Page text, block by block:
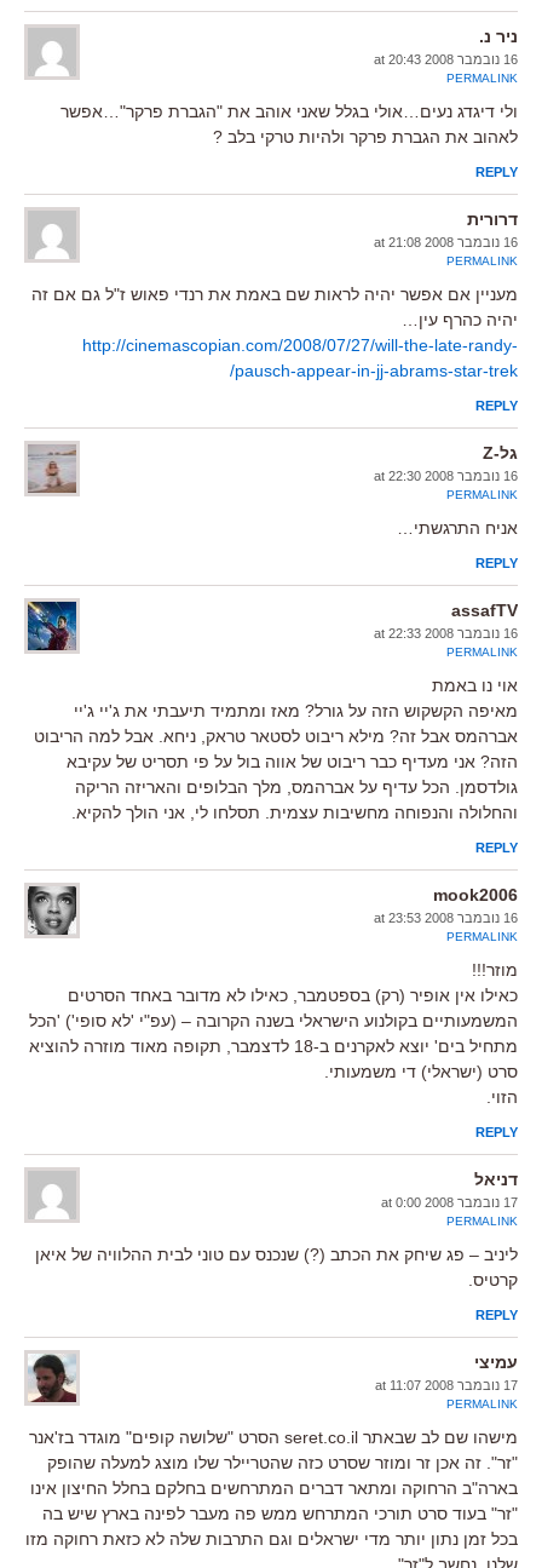
ניר נ.
16 נובמבר 2008 at 20:43
PERMALINK
ולי דיגדג נעים…אולי בגלל שאני אוהב את "הגברת פרקר"…אפשר
לאהוב את הגברת פרקר ולהיות טרקי בלב ?
REPLY
דרורית
16 נובמבר 2008 at 21:08
PERMALINK
מעניין אם אפשר יהיה לראות שם באמת את רנדי פאוש ז"ל גם אם זה
יהיה כהרף עין…
http://cinemascopian.com/2008/07/27/will-the-late-randy-
pausch-appear-in-jj-abrams-star-trek/
REPLY
גל-Z
16 נובמבר 2008 at 22:30
PERMALINK
אניח התרגשתי…
REPLY
assafTV
16 נובמבר 2008 at 22:33
PERMALINK
אוי נו באמת
מאיפה הקשקוש הזה על גורל? מאז ומתמיד תיעבתי את ג'יי ג'יי
אברהמס אבל זה? מילא ריבוט לסטאר טראק, ניחא. אבל למה הריבוט
הזה? אני מעדיף כבר ריבוט של אווה בול על פי תסריט של עקיבא
גולדסמן. הכל עדיף על אברהמס, מלך הבלופים והאריזה הריקה
והחלולה והנפוחה מחשיבות עצמית. תסלחו לי, אני הולך להקיא.
REPLY
mook2006
16 נובמבר 2008 at 23:53
PERMALINK
מוזר!!!
כאילו אין אופיר (רק) בספטמבר, כאילו לא מדובר באחד הסרטים
המשמעותיים בקולנוע הישראלי בשנה הקרובה – (עפ"י 'לא סופי') 'הכל
מתחיל בים' יוצא לאקרנים ב-18 לדצמבר, תקופה מאוד מוזרה להוציא
סרט (ישראלי) די משמעותי.
הזוי.
REPLY
דניאל
17 נובמבר 2008 at 0:00
PERMALINK
ליניב – פג שיחק את הכתב (?) שנכנס עם טוני לבית ההלוויה של איאן
קרטיס.
REPLY
עמיצי
17 נובמבר 2008 at 11:07
PERMALINK
מישהו שם לב שבאתר seret.co.il הסרט "שלושה קופים" מוגדר בז'אנר
"זר". זה אכן זר ומוזר שסרט כזה שהטריילר שלו מוצג למעלה שהופק
בארה"ב הרחוקה ומתאר דברים המתרחשים בחלקם בחלל החיצון אינו
"זר" בעוד סרט תורכי המתרחש ממש פה מעבר לפינה בארץ שיש בה
בכל זמן נתון יותר מדי ישראלים וגם התרבות שלה לא כזאת רחוקה מזו